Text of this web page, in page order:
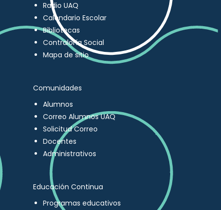
Radio UAQ
Calendario Escolar
Bibliotecas
Contraloría Social
Mapa de sitio
Comunidades
Alumnos
Correo Alumnos UAQ
Solicitud Correo
Docentes
Administrativos
Educación Continua
Programas educativos